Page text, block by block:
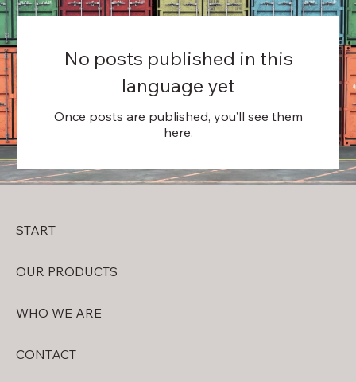
No posts published in this
language yet
Once posts are published, you’ll see them
here.
START
OUR PRODUCTS
WHO WE ARE
CONTACT